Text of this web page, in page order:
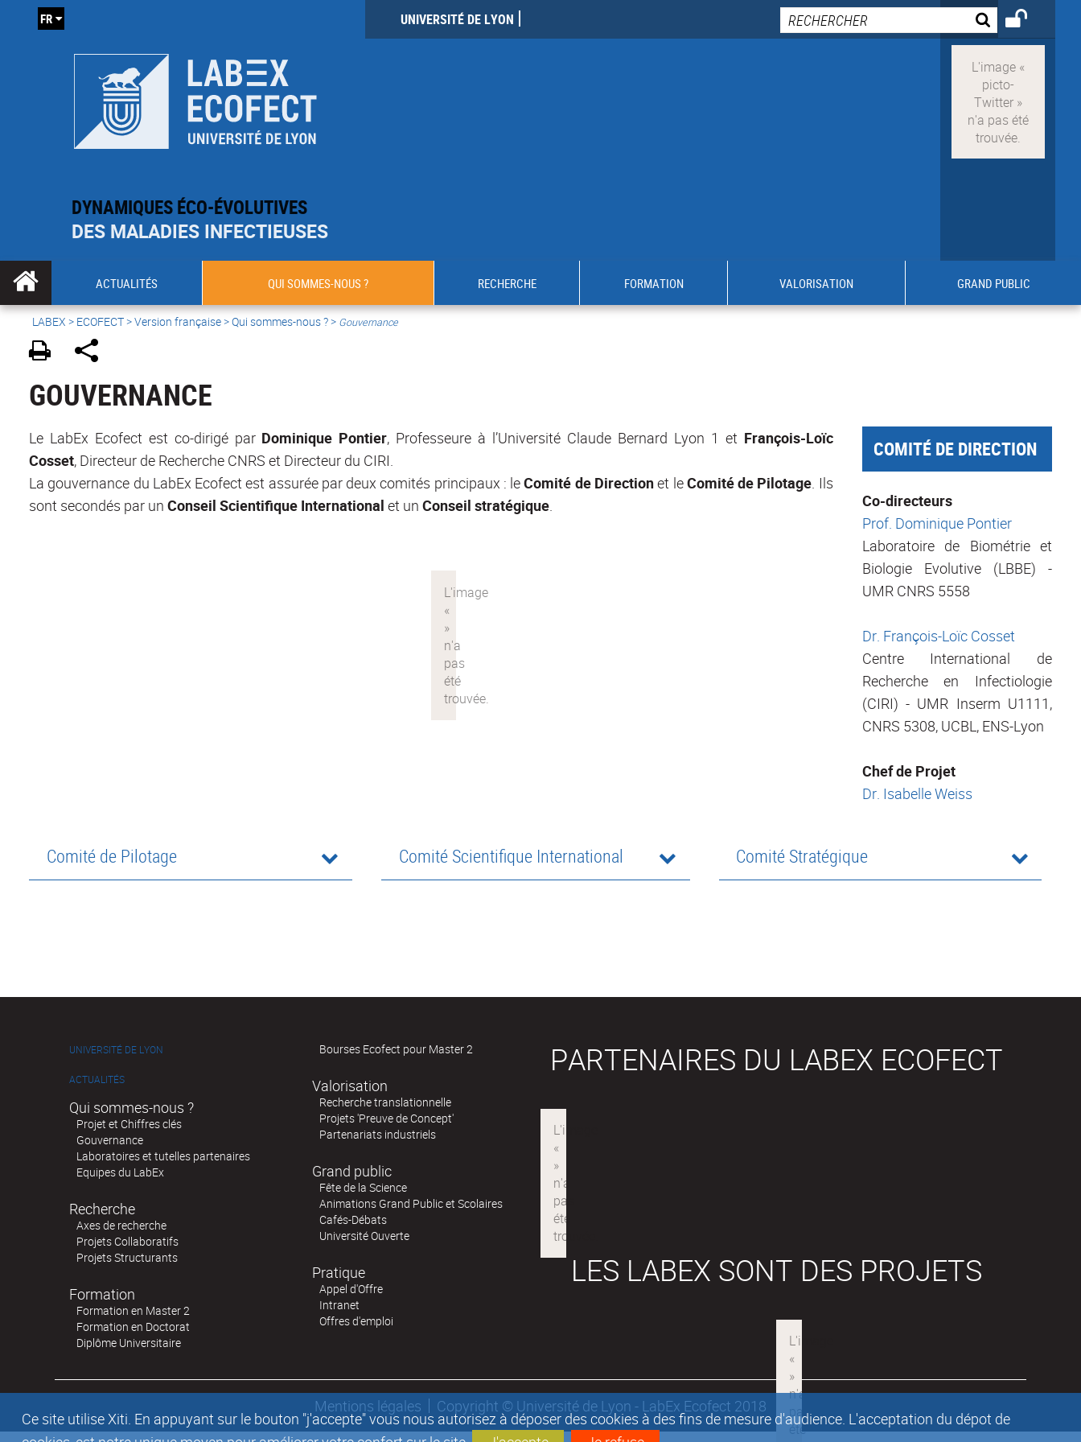
Ce site utilise Xiti. En appuyant sur le bouton "j'accepte" vous nous autorisez à déposer des cookies à des fins de mesure d'audience. L'acceptation du dépot de
DYNAMIQUES ÉCO-ÉVOLUTIVES
DES MALADIES INFECTIEUSES
UNIVERSITÉ DE LYON
FR
ACTUALITÉS QUI SOMMES-NOUS ? RECHERCHE FORMATION VALORISATION GRAND PUBLIC
LABEX > ECOFECT>Version française> Qui sommes-nous ? > Gouvernance
GOUVERNANCE
Le LabEx Ecofect est co-dirigé par Dominique Pontier, Professeure à l’Université Claude Bernard Lyon 1 et François-Loïc
Cosset, Directeur de Recherche CNRS et Directeur du CIRI.
La gouvernance du LabEx Ecofect est assurée par deux comités principaux : leComité de Directionet leComité de Pilotage. Ils
sont secondés par un Conseil Scientifique International et un Conseil stratégique.
COMITÉ DE DIRECTION
Co-directeurs
Prof. Dominique Pontier
Laboratoire de Biométrie et
Biologie Evolutive (LBBE) -
UMR CNRS 5558
Dr. François-Loïc Cosset
Centre International de
Recherche en Infectiologie
(CIRI) - UMR Inserm U1111,
CNRS 5308, UCBL, ENS-Lyon
Chef de Projet
Dr. Isabelle Weiss
Comité de Pilotage Comité Scientifique International Comité Stratégique
UNIVERSITÉ DE LYON
ACTUALITÉS
Qui sommes-nous ?
Projet et Chiffres clés
Gouvernance
Laboratoires et tutelles partenaires
Equipes du LabEx
Recherche
Axes de recherche
Projets Collaboratifs
Projets Structurants
Formation
Formation en Master 2
Formation en Doctorat
Diplôme Universitaire
Bourses Ecofect pour Master 2
Valorisation
Recherche translationnelle
Projets 'Preuve de Concept'
Partenariats industriels
Grand public
Fête de la Science
Animations Grand Public et Scolaires
Cafés-Débats
Université Ouverte
Pratique
Appel d'Offre
Intranet
Offres d'emploi
PARTENAIRES DU LABEX ECOFECT
LES LABEX SONT DES PROJETS
Mentions légales Copyright © Université de Lyon - LabEx Ecofect 2018